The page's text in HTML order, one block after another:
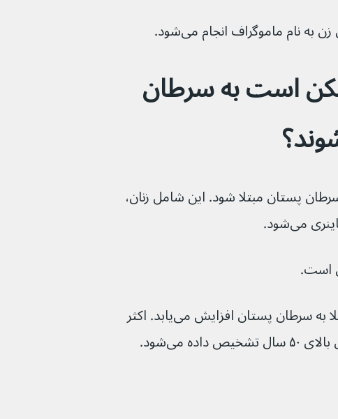
نام ماموگراف انجام می‌شود.
است به سرطان
پستان مبتلا شود. این شامل زنان،
می‌شود.
است.
با افزایش سن احتمال ابتلا به سرطان پستان افزایش می‌یابد. اکثر